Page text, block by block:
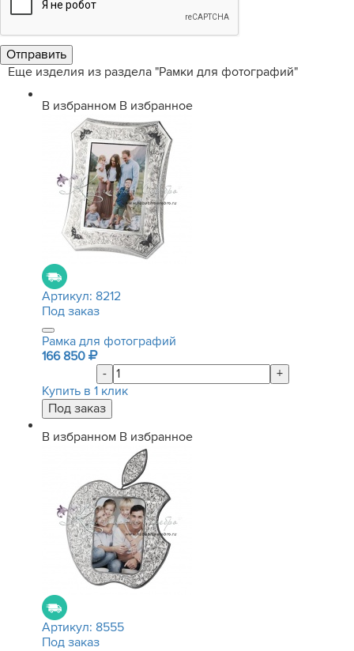
Еще изделия из раздела "Рамки для фотографий"
В избранном В избранное
Артикул: 8212
Под заказ
Рамка для фотографий
166 850
-
+
Купить в 1 клик
В избранном В избранное
Артикул: 8555
Под заказ